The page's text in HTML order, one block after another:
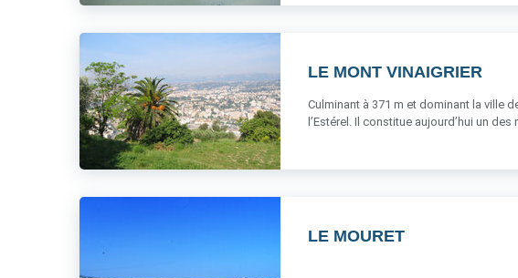
LE MONT VINAIGRIER
Culminant à 371 m et dominant la ville
l’Estérel. Il constitue aujourd’hui un des
LE MOURET